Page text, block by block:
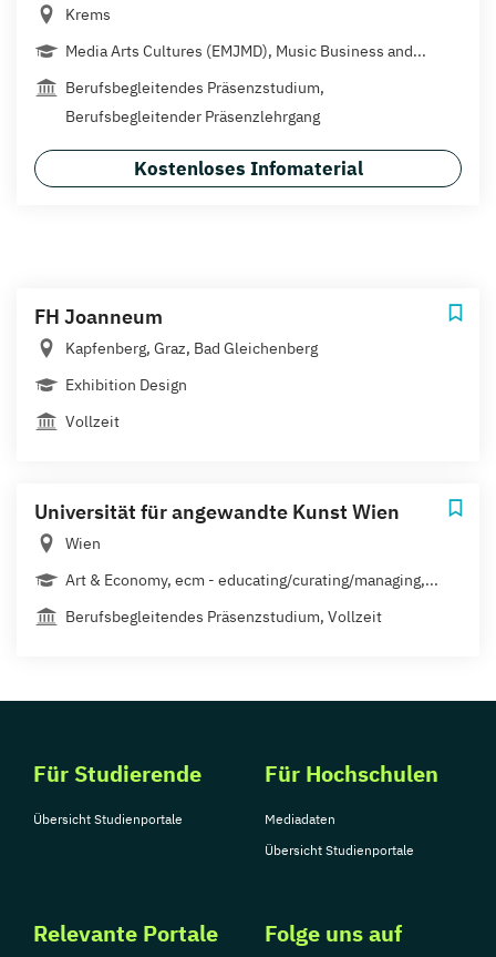
Krems
Media Arts Cultures (EMJMD), Music Business and...
Berufsbegleitendes Präsenzstudium,
Berufsbegleitender Präsenzlehrgang
Kostenloses Infomaterial
FH Joanneum
Kapfenberg, Graz, Bad Gleichenberg
Exhibition Design
Vollzeit
Universität für angewandte Kunst Wien
Wien
Art & Economy, ecm - educating/curating/managing,...
Berufsbegleitendes Präsenzstudium, Vollzeit
Für Studierende
Übersicht Studienportale
Für Hochschulen
Mediadaten
Übersicht Studienportale
Relevante Portale Folge uns auf